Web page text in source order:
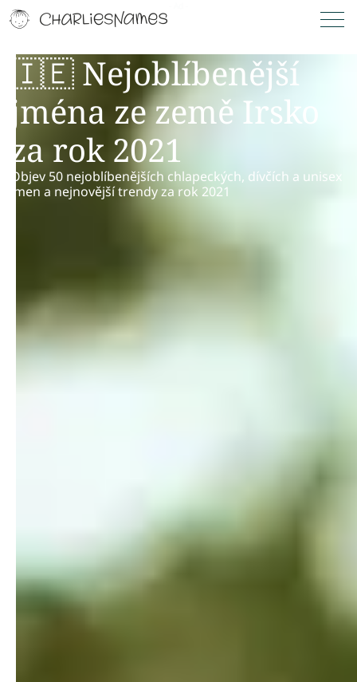
🇮🇪 Nejoblíbenější
jména ze země Irsko
za rok 2021
Objev 50 nejoblíbenějších chlapeckých, dívčích a unisex
jmen a nejnovější trendy za rok 2021